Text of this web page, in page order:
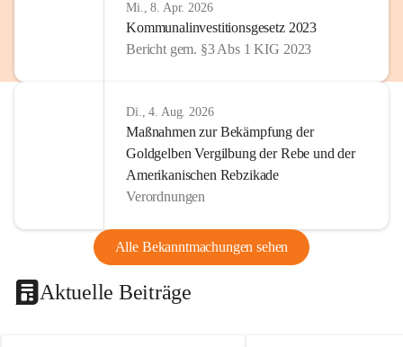
Mi., 8. Apr. 2026
Kommunalinvestitionsgesetz 2023
Bericht gem. §3 Abs 1 KIG 2023
Di., 4. Aug. 2026
Maßnahmen zur Bekämpfung der
Goldgelben Vergilbung der Rebe und der
Amerikanischen Rebzikade
Verordnungen
Alle Bekanntmachungen sehen
Aktuelle Beiträge